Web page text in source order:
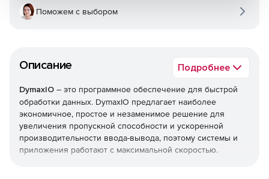
Описание Подробнее
DymaxIO – это программное обеспечение для быстрой
обработки данных. DymaxIO предлагает наиболее
экономичное, простое и незаменимое решение для
увеличения пропускной способности и ускоренной
производительности ввода-вывода, поэтому системы и
приложения работают с максимальной скоростью.
Поможем с выбором